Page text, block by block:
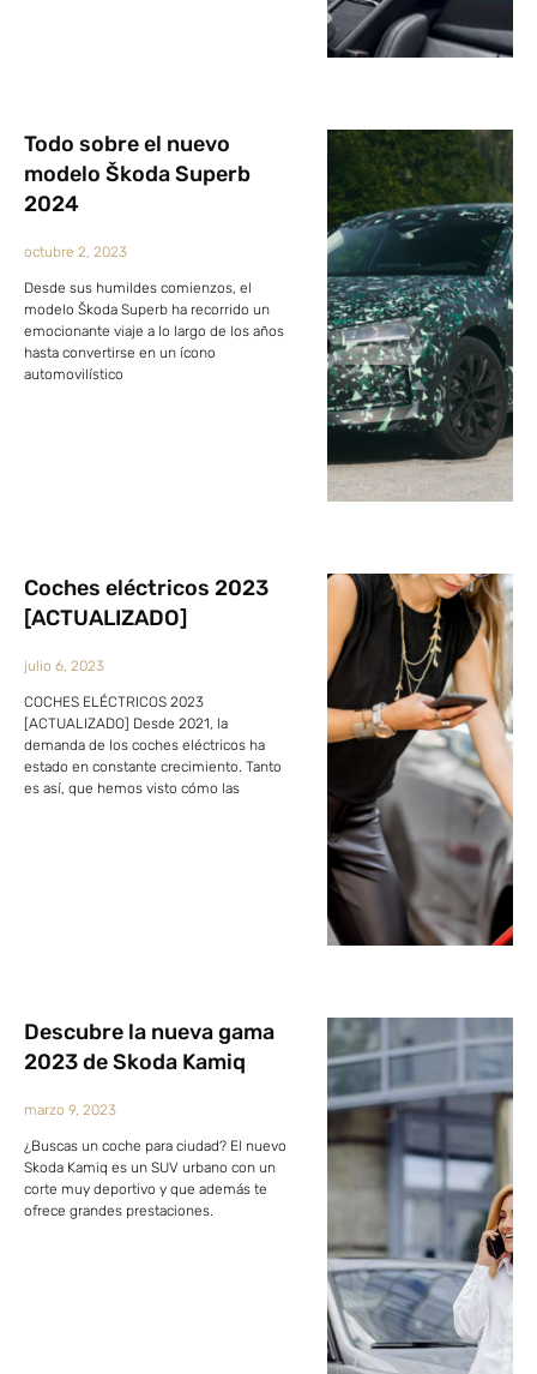
Todo sobre el nuevo
modelo Škoda Superb
2024
octubre 2, 2023
Desde sus humildes comienzos, el
modelo Škoda Superb ha recorrido un
emocionante viaje a lo largo de los años
hasta convertirse en un ícono
automovilístico
Coches eléctricos 2023
[ACTUALIZADO]
julio 6, 2023
COCHES ELÉCTRICOS 2023
[ACTUALIZADO] Desde 2021, la
demanda de los coches eléctricos ha
estado en constante crecimiento. Tanto
es así, que hemos visto cómo las
Descubre la nueva gama
2023 de Skoda Kamiq
marzo 9, 2023
¿Buscas un coche para ciudad? El nuevo
Skoda Kamiq es un SUV urbano con un
corte muy deportivo y que además te
ofrece grandes prestaciones.